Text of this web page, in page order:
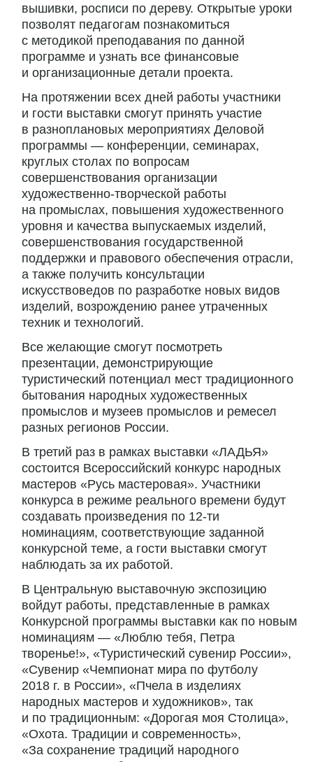
вышивки, росписи по дереву. Открытые уроки
позволят педагогам познакомиться
с методикой преподавания по данной
программе и узнать все финансовые
и организационные детали проекта.
На протяжении всех дней работы участники
и гости выставки смогут принять участие
в разноплановых мероприятиях Деловой
программы — конференции, семинарах,
круглых столах по вопросам
совершенствования организации
художественно-творческой работы
на промыслах, повышения художественного
уровня и качества выпускаемых изделий,
совершенствования государственной
поддержки и правового обеспечения отрасли,
а также получить консультации
искусствоведов по разработке новых видов
изделий, возрождению ранее утраченных
техник и технологий.
Все желающие смогут посмотреть
презентации, демонстрирующие
туристический потенциал мест традиционного
бытования народных художественных
промыслов и музеев промыслов и ремесел
разных регионов России.
В третий раз в рамках выставки «ЛАДЬЯ»
состоится Всероссийский конкурс народных
мастеров «Русь мастеровая». Участники
конкурса в режиме реального времени будут
создавать произведения по 12-ти
номинациям, соответствующие заданной
конкурсной теме, а гости выставки смогут
наблюдать за их работой.
В Центральную выставочную экспозицию
войдут работы, представленные в рамках
Конкурсной программы выставки как по новым
номинациям — «Люблю тебя, Петра
творенье!», «Туристический сувенир России»,
«Сувенир «Чемпионат мира по футболу
2018 г. в России», «Пчела в изделиях
народных мастеров и художников», так
и по традиционным: «Дорогая моя Столица»,
«Охота. Традиции и современность»,
«За сохранение традиций народного